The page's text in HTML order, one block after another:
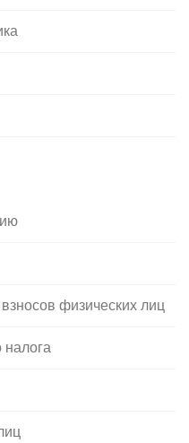
физических лиц
налога